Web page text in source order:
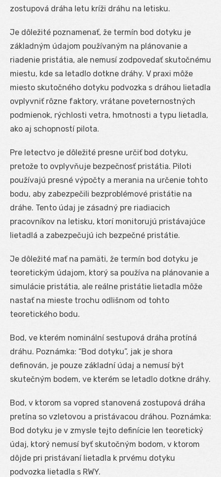
zostupová dráha letu kríži dráhu na letisku.
Je dôležité poznamenať, že termín bod dotyku je
základným údajom používaným na plánovanie a
riadenie pristátia, ale nemusí zodpovedať skutočnému
miestu, kde sa letadlo dotkne dráhy. V praxi môže
miesto skutočného dotyku podvozka s dráhou lietadla
ovplyvniť rôzne faktory, vrátane poveternostných
podmienok, rýchlosti vetra, hmotnosti a typu lietadla,
ako aj schopností pilota.
Pre letectvo je dôležité presne určiť bod dotyku,
pretože to ovplyvňuje bezpečnosť pristátia. Piloti
používajú presné výpočty a merania na určenie tohto
bodu, aby zabezpečili bezproblémové pristátie na
dráhe. Tento údaj je zásadný pre riadiacich
pracovníkov na letisku, ktorí monitorujú pristávajúce
lietadlá a zabezpečujú ich bezpečné pristátie.
Je dôležité mať na pamäti, že termín bod dotyku je
teoretickým údajom, ktorý sa používa na plánovanie a
simulácie pristátia, ale reálne pristátie lietadla môže
nastať na mieste trochu odlišnom od tohto
teoretického bodu.
Bod, ve kterém nominální sestupová dráha protíná
dráhu. Poznámka: “Bod dotyku”, jak je shora
definován, je pouze základní údaj a nemusí být
skutečným bodem, ve kterém se letadlo dotkne dráhy.
Bod, v ktorom sa vopred stanovená zostupová dráha
pretína so vzletovou a pristávacou dráhou. Poznámka:
Bod dotyku je v zmysle tejto definície len teoretický
údaj, ktorý nemusí byť skutočným bodom, v ktorom
dôjde pri pristávaní lietadla k prvému dotyku
podvozka lietadla s RWY.